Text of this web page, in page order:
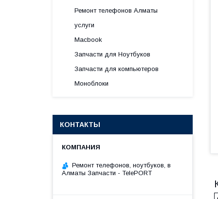
Ремонт телефонов Алматы
услуги
Macbook
Запчасти для Ноутбуков
Запчасти для компьютеров
Моноблоки
КОНТАКТЫ
Ремонт телефонов, ноутбуков, в
Алматы Запчасти - TelePORT